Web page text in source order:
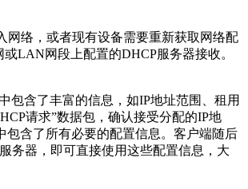
网络，或者现有设备需要重新获取网络配
LAN网段上配置的DHCP服务器接收。
包含了丰富的信息，如IP地址范围、租用
请求”数据包，确认接受分配的IP地
包含了所有必要的配置信息。客户端随后
务器，即可直接使用这些配置信息，大